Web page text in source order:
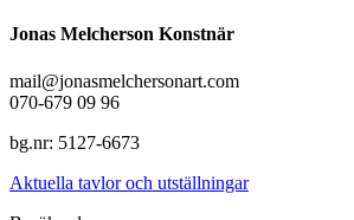
Jonas Melcherson Konstnär
mail@jonasmelchersonart.com
070-679 09 96
bg.nr: 5127-6673
Aktuella tavlor och utställningar